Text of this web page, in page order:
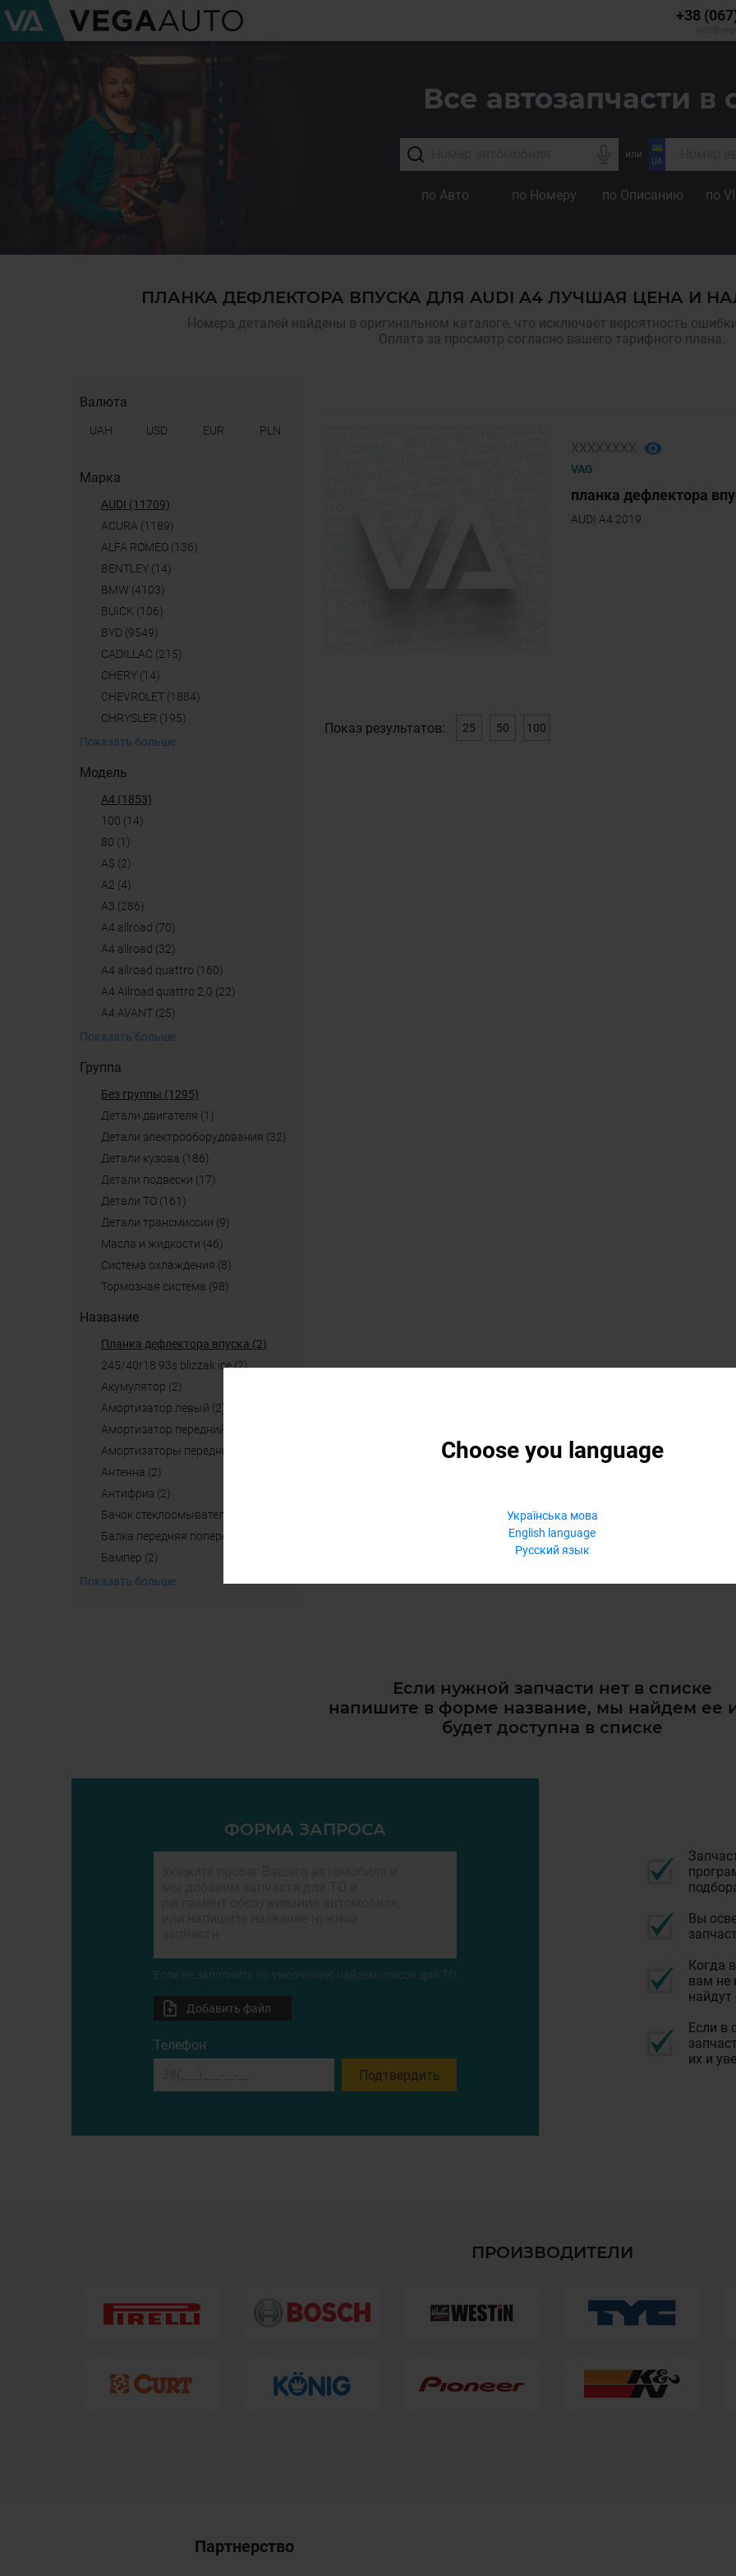
Choose you language
Українська мова
English language
Русский язык
+38
Все автозапчасти
или
по Авто по Номеру по Описанию по
ПЛАНКА ДЕФЛЕКТОРА ВПУСКА ДЛЯ AUDI A4 ЛУЧШАЯ ЦЕНА И
Номера деталей найдены в оригинальном каталоге, что исключает вероятность
Оплата за просмотр согласно вашего тарифного плана.
Валюта
UAH USD EUR PLN
Марка
AUDI (11709)
ACURA (1189)
ALFA ROMEO (136)
BENTLEY (14)
BMW (4103)
BUICK (106)
BYD (9549)
CADILLAC (215)
CHERY (14)
CHEVROLET (1884)
CHRYSLER (195)
Показать больше
Модель
A4 (1853)
100 (14)
80 (1)
A$ (2)
A2 (4)
A3 (286)
A4 allroad (70)
a4 allroad (32)
A4 allroad quattro (160)
A4 Allroad quattro 2,0 (22)
A4 AVANT (25)
Показать больше
Группа
Без группы (1295)
детали двигателя (1)
детали электрооборудования (32)
детали кузова (186)
детали подвески (17)
детали ТО (161)
детали трансмиссии (9)
масла и жидкости (46)
система охлаждения (8)
тормозная система (98)
Название
планка дефлектора впуска (2)
245/40r18 93s blizzak ice (2)
акумулятор (2)
амортизатор левый (2)
амортизатор передний (2)
амортизаторы передние (2)
антенна (2)
aнтифриз (2)
бачок стеклоомывателя (4)
балка передняя поперечная б/у (2)
бампер (2)
Показать больше
VAG
планка дефлектора
AUDI A4 2019
Показ результатов: 25 50 100
Если нужной запчасти нет в списке
напишите в форме название, мы найдем ее
будет доступна в списке
ФОРМА ЗАПРОСА
Если не заполнить по умолчанию найдем список для ТО
Добавить файл
Телефон
Подтвердить
Вы
Когда
вам не
Если в
их и
ПРОИЗВОДИТЕЛИ
Партнерство